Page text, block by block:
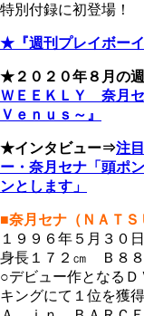
特別付録に初登場！
★『週刊プレイボー
★２０２０年８月の
ＷＥＥＫＬＹ 奈月
Ｖｅｎｕｓ～』
★インタビュー⇒注
ー・奈月セナ「頭ポ
ンとします」
■奈月セナ（ＮＡＴ
１９９６年５月３０
身長１７２㎝ Ｂ８
○デビュー作となる
キングにて１位を獲